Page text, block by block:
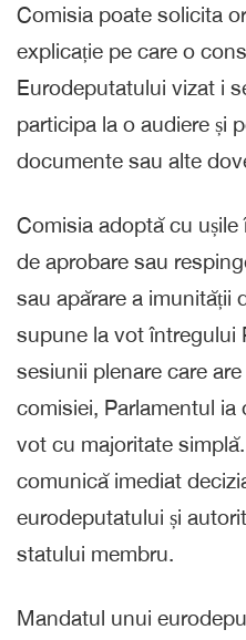
Comisia poate solicita
explicație pe care o
Eurodeputatului vizat i
participa la o audiere și
documente sau alte
Comisia adoptă cu
de aprobare sau
sau apărare a imunității
supune la vot întregului
sesiunii plenare care
comisiei, Parlamentul ia
vot cu majoritate
comunică imediat
eurodeputatului și
statului membru.
Mandatul unui